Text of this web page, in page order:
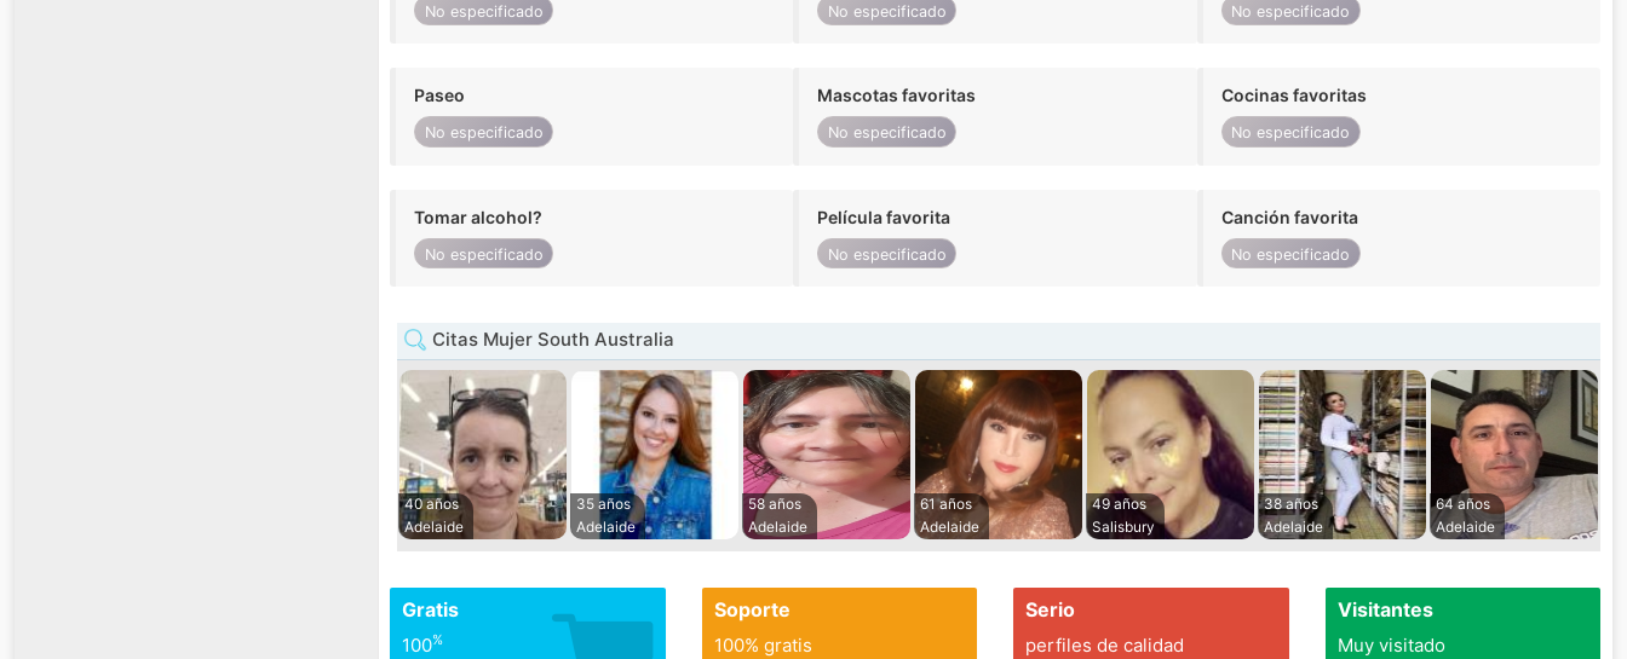
No especificado No especificado No especificado
Paseo
No especificado
Mascotas favoritas
No especificado
Cocinas favoritas
No especificado
Tomar alcohol?
No especificado
Película favorita
No especificado
Canción favorita
No especificado
Citas Mujer South Australia
40 años
Adelaide
35 años
Adelaide
58 años
Adelaide
61 años
Adelaide
49 años
Salisbury
38 años
Adelaide
64 años
Adelaide
Gratis
100%
Soporte
100% gratis
Serio
perfiles de calidad
Visitantes
Muy visitado